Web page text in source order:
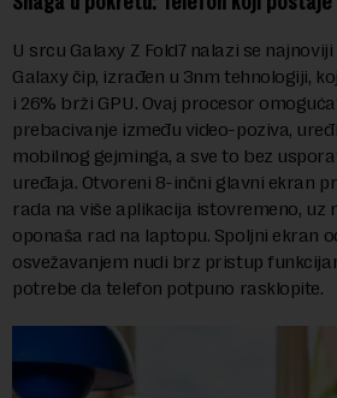
U srcu Galaxy Z Fold7 nalazi se
Galaxy čip, izrađen u 3nm tehnologiji,
i 26% brži GPU. Ovaj procesor
prebacivanje između video-poziva,
mobilnog gejminga, a sve to bez
uređaja. Otvoreni 8-inčni glavni ekran
rada na više aplikacija istovremeno, uz
oponaša rad na laptopu. Spoljni ekran
osvežavanjem nudi brz pristup
potrebe da telefon potpuno rasklopite.